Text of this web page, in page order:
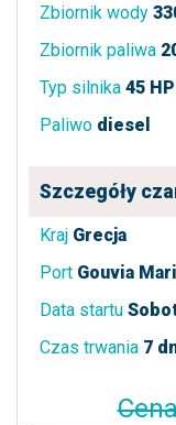
Zbiornik wody
Zbiornik paliwa
Typ silnika 45 HP
Paliwo diesel
Szczegóły
Kraj Grecja
Port Gouvia
Data startu
Czas trwania 7